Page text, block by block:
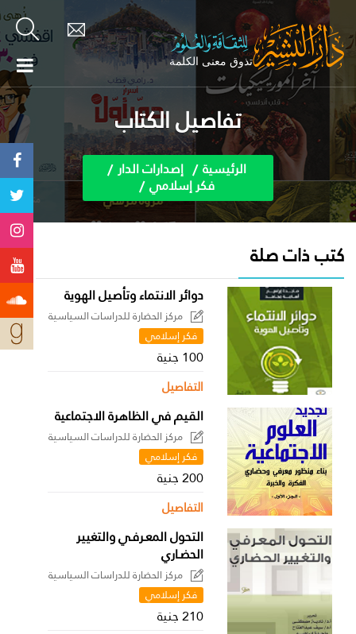
تفاصيل الكتاب
الرئيسية إصدارات الدار
فكر إسلامي
كتب ذات صلة
دوائر الانتماء وتأصيل الهوية
مركز الحضارة للدراسات السياسية
فكر إسلامي
100 جنية
التفاصيل
القيم في الظاهرة الاجتماعية
مركز الحضارة للدراسات السياسية
فكر إسلامي
200 جنية
التفاصيل
التحول المعـرفـي والتغيير
الحضـاري
مركز الحضارة للدراسات السياسية
فكر إسلامي
210 جنية